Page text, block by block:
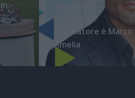
l'ufficialità:
l'allenatore è Marco
Amelia